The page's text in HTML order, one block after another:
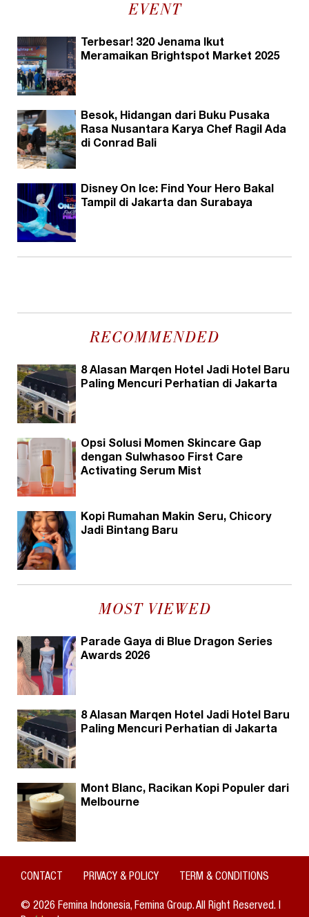
EVENT
Terbesar! 320 Jenama Ikut
Meramaikan Brightspot Market 2025
Besok, Hidangan dari Buku Pusaka
Rasa Nusantara Karya Chef Ragil Ada
di Conrad Bali
Disney On Ice: Find Your Hero Bakal
Tampil di Jakarta dan Surabaya
RECOMMENDED
8 Alasan Marqen Hotel Jadi Hotel Baru
Paling Mencuri Perhatian di Jakarta
Opsi Solusi Momen Skincare Gap
dengan Sulwhasoo First Care
Activating Serum Mist
Kopi Rumahan Makin Seru, Chicory
Jadi Bintang Baru
MOST VIEWED
Parade Gaya di Blue Dragon Series
Awards 2026
8 Alasan Marqen Hotel Jadi Hotel Baru
Paling Mencuri Perhatian di Jakarta
Mont Blanc, Racikan Kopi Populer dari
Melbourne
CONTACT PRIVACY & POLICY TERM & CONDITIONS
© 2026 Femina Indonesia, Femina Group. All Right Reserved. |